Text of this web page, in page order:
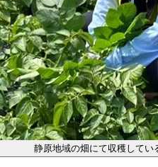
静原地域の畑にて収穫してい